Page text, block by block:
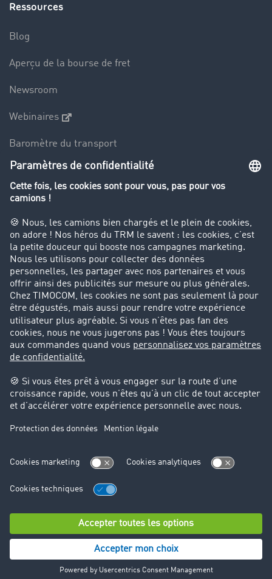
Ressources
Blog
Aperçu de la bourse de fret
Newsroom
Webinaires
Baromètre du transport
Le dictionnaire du transport
Interdiction de circulation des poids lourds
Entreprise
Parrainage clients
Success Stories
Cadre légal
Mentions légales
Protection des données
Cookie-Einstellungen
Support
© TIMOCOM GmbH 2024. Tous droits réservés